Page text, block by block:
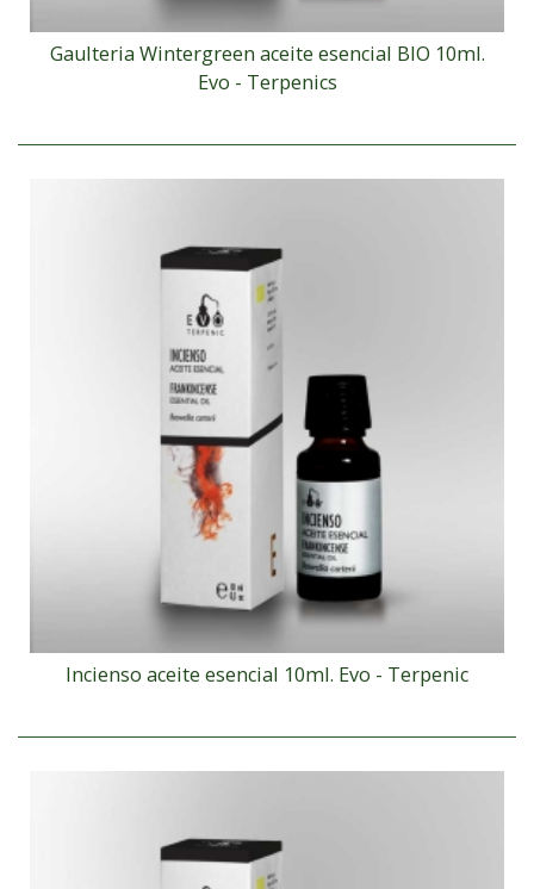
Gaulteria Wintergreen aceite esencial BIO 10ml.
Evo - Terpenics
Incienso aceite esencial 10ml. Evo - Terpenic